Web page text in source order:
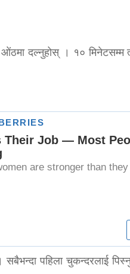
दल्नुहोस् । १० मिनेटसम्म
पहिला चुकन्दरलाई